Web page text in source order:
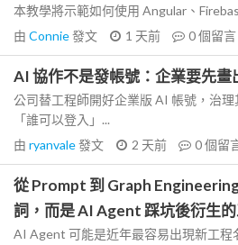
本教學將示範如何使用 Angular、
由 Connie發文 1 天前 0個留言
AI 協作不是發帳號：企業要先畫
公司替工程師開好企業版 AI 帳號，治
「誰可以登入」...
由 ryanvale發文 2 天前 0個留
從 Prompt 到 Graph
詞，而是 AI Agent 踩坑後衍生
AI Agent 可能是近年最容易出現新工程